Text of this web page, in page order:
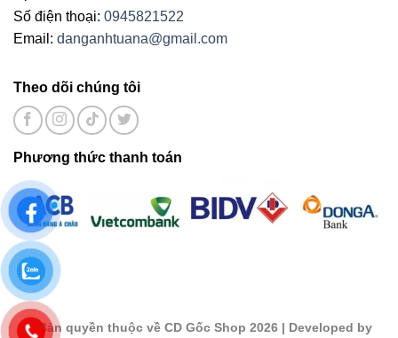
Số điện thoại: 0945821522
Email: danganhtuana@gmail.com
Theo dõi chúng tôi
Phương thức thanh toán
© Bản quyền thuộc về CD Gốc Shop 2026 | Developed by